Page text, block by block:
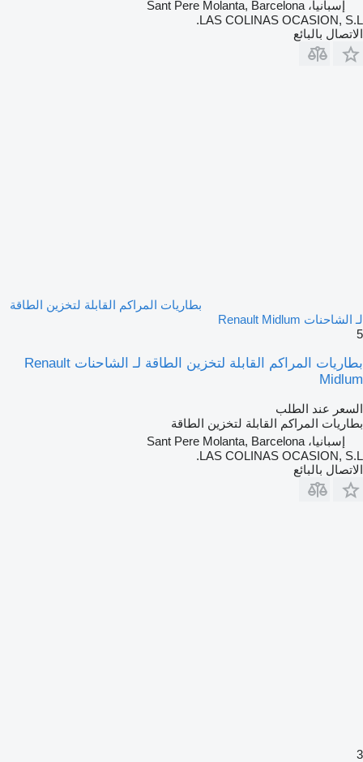
إسبانيا، Sant Pere Molanta, Barcelona
LAS COLINAS OCASION, S.L.
الاتصال بالبائع
بطاريات المراكم القابلة لتخزين الطاقة
لـ الشاحنات Renault Midlum
5
بطاريات المراكم القابلة لتخزين الطاقة لـ الشاحنات Renault
Midlum
السعر عند الطلب
بطاريات المراكم القابلة لتخزين الطاقة
إسبانيا، Sant Pere Molanta, Barcelona
LAS COLINAS OCASION, S.L.
الاتصال بالبائع
3